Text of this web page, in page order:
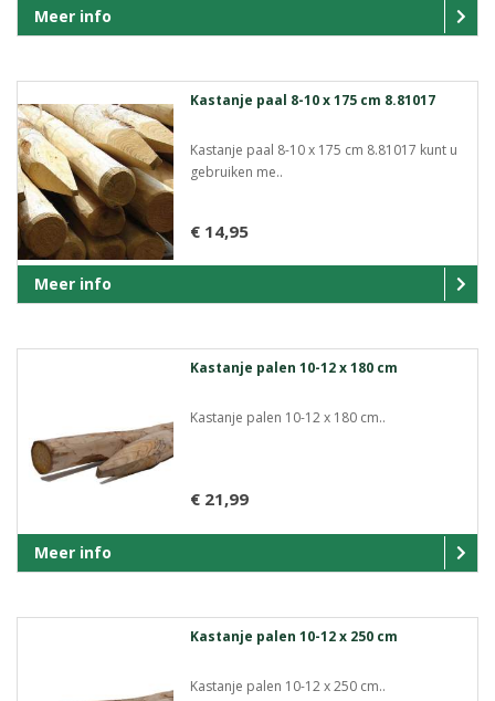
Meer info
Kastanje paal 8-10 x 175 cm 8.81017
Kastanje paal 8-10 x 175 cm 8.81017 kunt u
gebruiken me..
€ 14,95
Meer info
Kastanje palen 10-12 x 180 cm
Kastanje palen 10-12 x 180 cm..
€ 21,99
Meer info
Kastanje palen 10-12 x 250 cm
Kastanje palen 10-12 x 250 cm..